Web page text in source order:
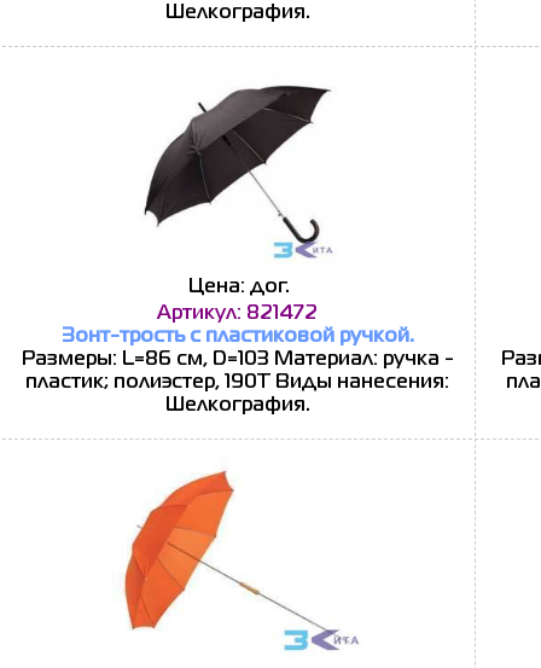
Шелкография.
Цена: дог.
Артикул: 821472
Зонт-трость с пластиковой ручкой.
Размеры: L=86 см, D=103 Материал: ручка -
пластик; полиэстер, 190Т Виды нанесения:
Шелкография.